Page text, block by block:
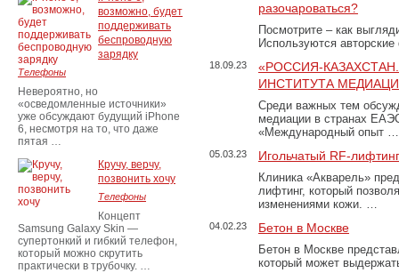
разочароваться?
Посмотрите – как
Используются
18.09.23
«РОССИЯ-
ИНСТИТУТА
Среди важных тем
медиации в странах
«Международный опыт …
05.03.23 Игольчатый RF-
Клиника «Акварель»
лифтинг, который
изменениями кожи. …
04.02.23 Бетон в Москве
Бетон в Москве
который может
возможно, будет
поддерживать
беспроводную
зарядку
Телефоны
Невероятно, но
«осведомленные источники»
уже обсуждают будущий iPhone
6, несмотря на то, что даже
пятая …
Кручу, верчу,
позвонить хочу
Телефоны
Концепт
Samsung Galaxy Skin —
супертонкий и гибкий телефон,
который можно скрутить
практически в трубочку. …